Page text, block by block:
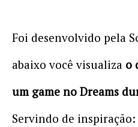
Foi desenvolvido pela
abaixo você visualiza o
um game no Dreams
Servindo de inspiração: